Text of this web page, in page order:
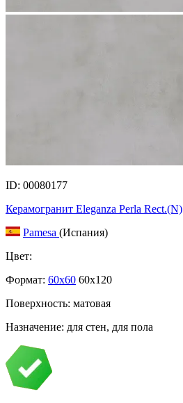
ID: 00080177
Керамогранит Eleganza Perla Rect.(N)
Pamesa (Испания)
Цвет:
Формат: 60x60 60x120
Поверхность: матовая
Назначение: для стен, для пола